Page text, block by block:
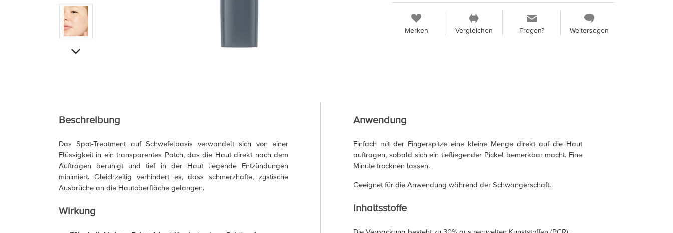
Merken Vergleichen Fragen? Weitersagen
Beschreibung
Das Spot-Treatment auf Schwefelbasis verwandelt sich von einer
Flüssigkeit in ein transparentes Patch, das die Haut direkt nach dem
Auftragen beruhigt und tief in der Haut liegende Entzündungen
minimiert. Gleichzeitig verhindert es, dass schmerzhafte, zystische
Ausbrüche an die Hautoberfläche gelangen.
Wirkung
Anwendung
Einfach mit der Fingerspitze eine kleine Menge direkt auf die Haut
auftragen, sobald sich ein tiefliegender Pickel bemerkbar macht. Eine
Minute trocknen lassen.
Geeignet für die Anwendung während der Schwangerschaft.
Inhaltsstoffe